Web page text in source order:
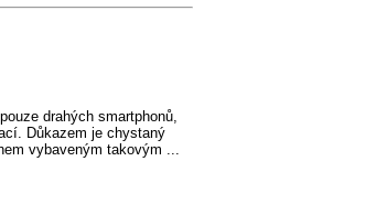
drahých smartphonů,
Důkazem je chystaný
vybaveným takovým ...